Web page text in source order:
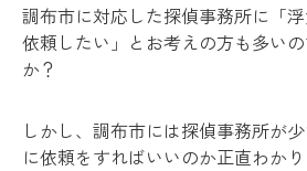
調布市に対応した探偵事務所に「
依頼したい」とお考えの方も多い
か？
しかし、調布市には探偵事務所が
に依頼をすればいいのか正直わかり